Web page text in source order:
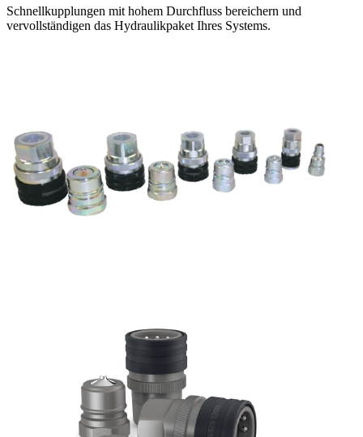
Schnellkupplungen mit hohem Durchfluss bereichern und
vervollständigen das Hydraulikpaket Ihres Systems.